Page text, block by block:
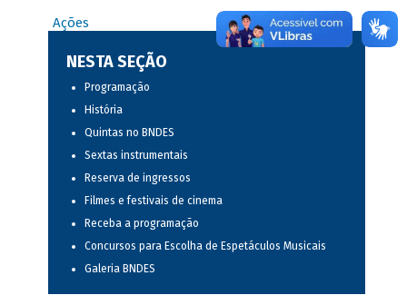
Ações
NESTA SEÇÃO
Programação
História
Quintas no BNDES
Sextas instrumentais
Reserva de ingressos
Filmes e festivais de cinema
Receba a programação
Concursos para Escolha de Espetáculos Musicais
Galeria BNDES